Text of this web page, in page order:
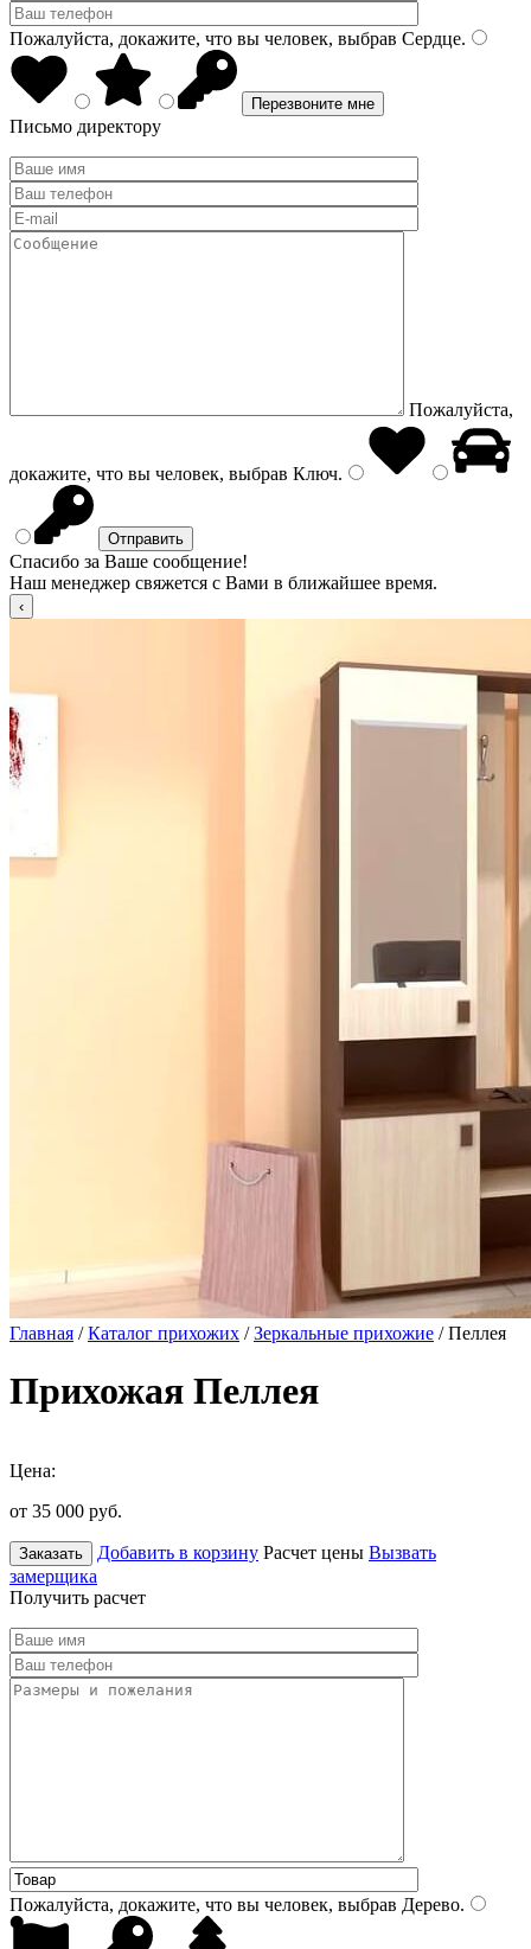
Пожалуйста, докажите, что вы человек, выбрав Сердце.
Письмо директору
Пожалуйста,
докажите, что вы человек, выбрав Ключ.
Спасибо за Ваше сообщение!
Наш менеджер свяжется с Вами в ближайшее время.
Главная /Каталог прихожих /Зеркальные прихожие / Пеллея
Прихожая Пеллея
Цена:
от 35 000 руб.
Заказать Добавить в корзину Расчет цены Вызвать
замерщика
Получить расчет
Пожалуйста, докажите, что вы человек, выбрав Дерево.